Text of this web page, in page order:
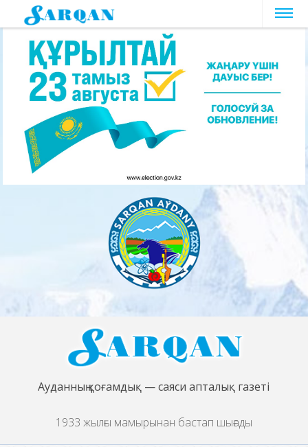
Ауданның қоғамдық — саяси апталық газеті
1933 жылғы мамырынан бастап шығады